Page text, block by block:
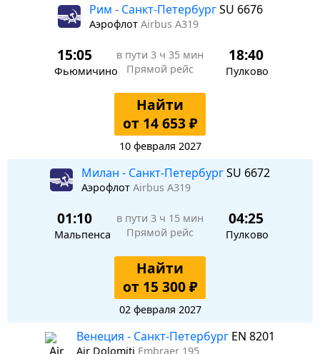
Рим - Санкт-ПетербургSU 6676
Аэрофлот Airbus A319
15:05
Фьюмичино
в пути 3 ч 35 мин
Прямой рейс
18:40
Пулково
Найти
от 14 653 ₽
10 февраля 2027
Милан - Санкт-ПетербургSU 6672
Аэрофлот Airbus A319
01:10
Мальпенса
в пути 3 ч 15 мин
Прямой рейс
04:25
Пулково
Найти
от 15 300 ₽
02 февраля 2027
Венеция - Санкт-Петербург EN 8201
Air Dolomiti Embraer 195